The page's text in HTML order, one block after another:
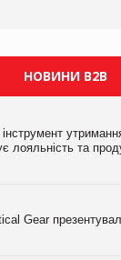
НОВИНИ B2B
лояльність та
Gear